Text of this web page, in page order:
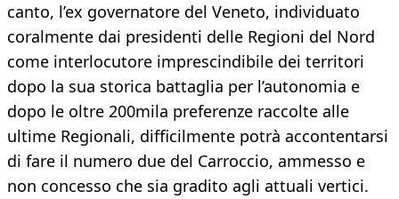
canto, l’ex governatore del Veneto, individuato
coralmente dai presidenti delle Regioni del Nord
come interlocutore imprescindibile dei territori
dopo la sua storica battaglia per l’autonomia e
dopo le oltre 200mila preferenze raccolte alle
ultime Regionali, difficilmente potrà accontentarsi
di fare il numero due del Carroccio, ammesso e
non concesso che sia gradito agli attuali vertici.